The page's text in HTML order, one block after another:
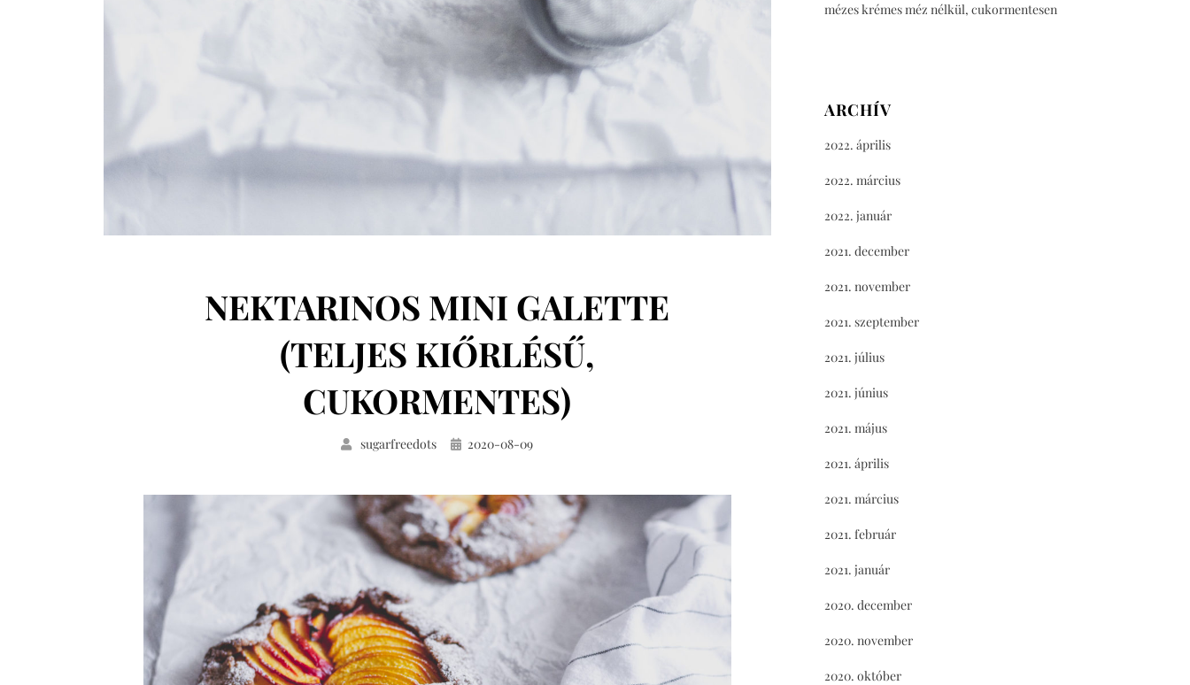
NEKTARINOS MINI GALETTE
(TELJES KIŐRLÉSŰ,
CUKORMENTES)
sugarfreedots Közzétéve
2020-08-09
mézes krémes méz nélkül, cukormentesen
ARCHÍV
2022. április
2022. március
2022. január
2021. december
2021. november
2021. szeptember
2021. július
2021. június
2021. május
2021. április
2021. március
2021. február
2021. január
2020. december
2020. november
2020. október